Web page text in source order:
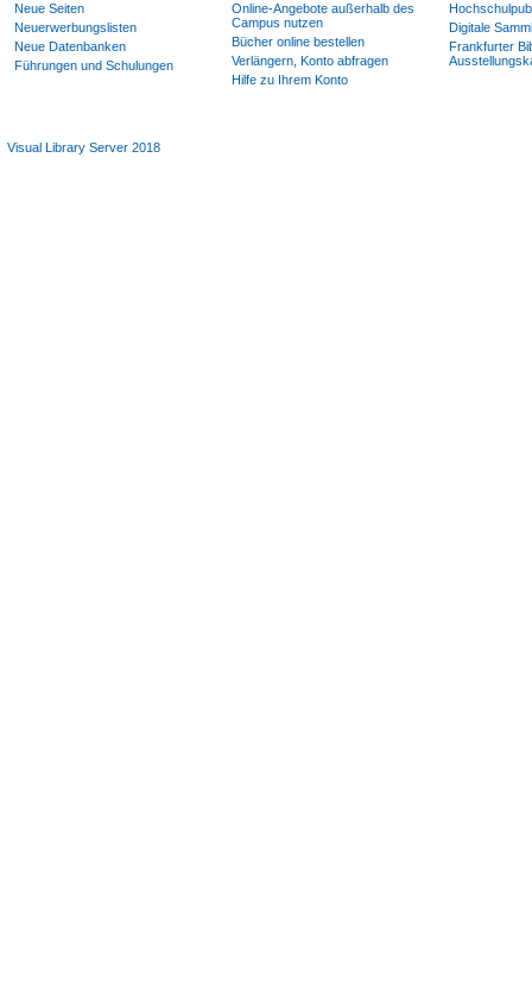
Neue Seiten
Neuerwerbungslisten
Neue Datenbanken
Führungen und Schulungen
Online-Angebote außerhalb des
Campus nutzen
Bücher online bestellen
Verlängern, Konto abfragen
Hilfe zu Ihrem Konto
Digitale
Frankfurter
Visual Library Server 2018